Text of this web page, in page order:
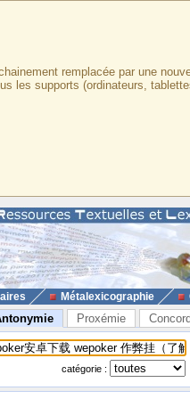
remplacée par une
les supports (ordinateurs,
Métalexicographie
Proxémie
catégorie :